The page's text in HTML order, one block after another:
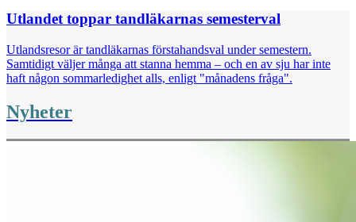
Utlandet toppar tandläkarnas semesterval
Utlandsresor är tandläkarnas förstahandsval under semestern.
Samtidigt väljer många att stanna hemma – och en av sju har inte
haft någon sommarledighet alls, enligt "månadens fråga".
Nyheter